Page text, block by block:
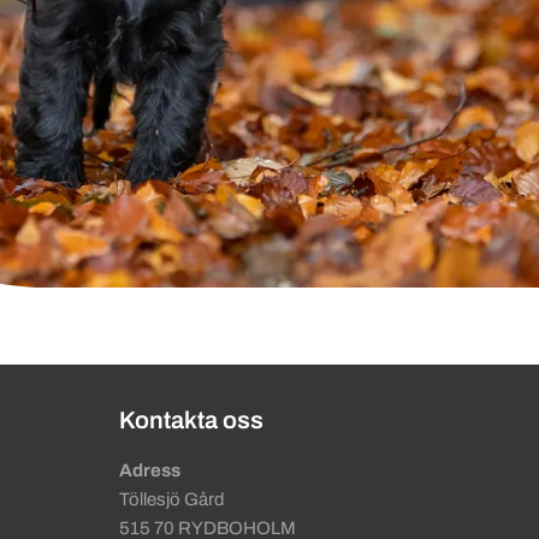
Kontakta oss
Adress
Töllesjö Gård
515 70 RYDBOHOLM